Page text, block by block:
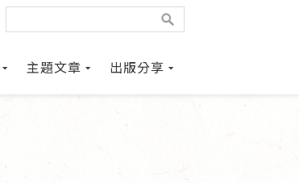
主題文章 出版分享